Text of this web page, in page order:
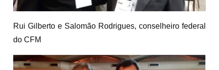
Rui Gilberto e Salomão Rodrigues, conselheiro federal
do CFM